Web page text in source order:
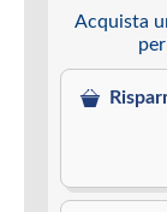
Acquista